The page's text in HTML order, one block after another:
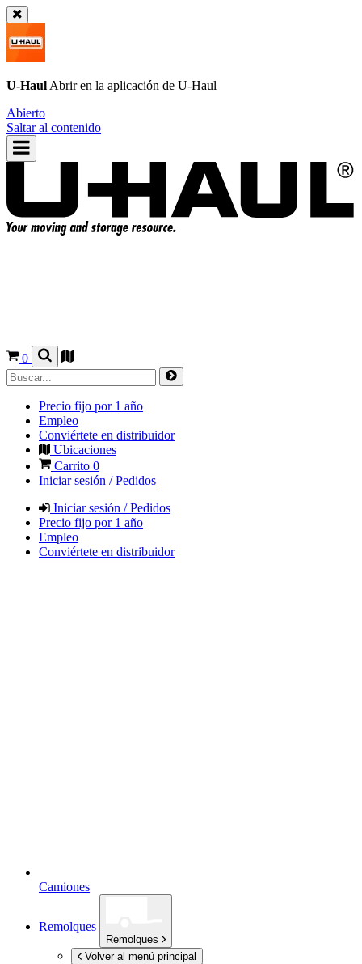
U-Haul Abrir en la aplicación de U-Haul
Abierto
Saltar al contenido
0
Precio fijo por 1 año
Empleo
Conviértete en distribuidor
Ubicaciones
Carrito 0
Iniciar sesión / Pedidos
Iniciar sesión / Pedidos
Precio fijo por 1 año
Empleo
Conviértete en distribuidor
Camiones
Remolques
Remolques
Volver al menú principal